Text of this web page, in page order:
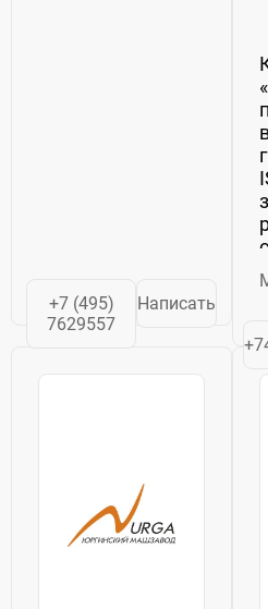
+7 (495)
7629557
Написать